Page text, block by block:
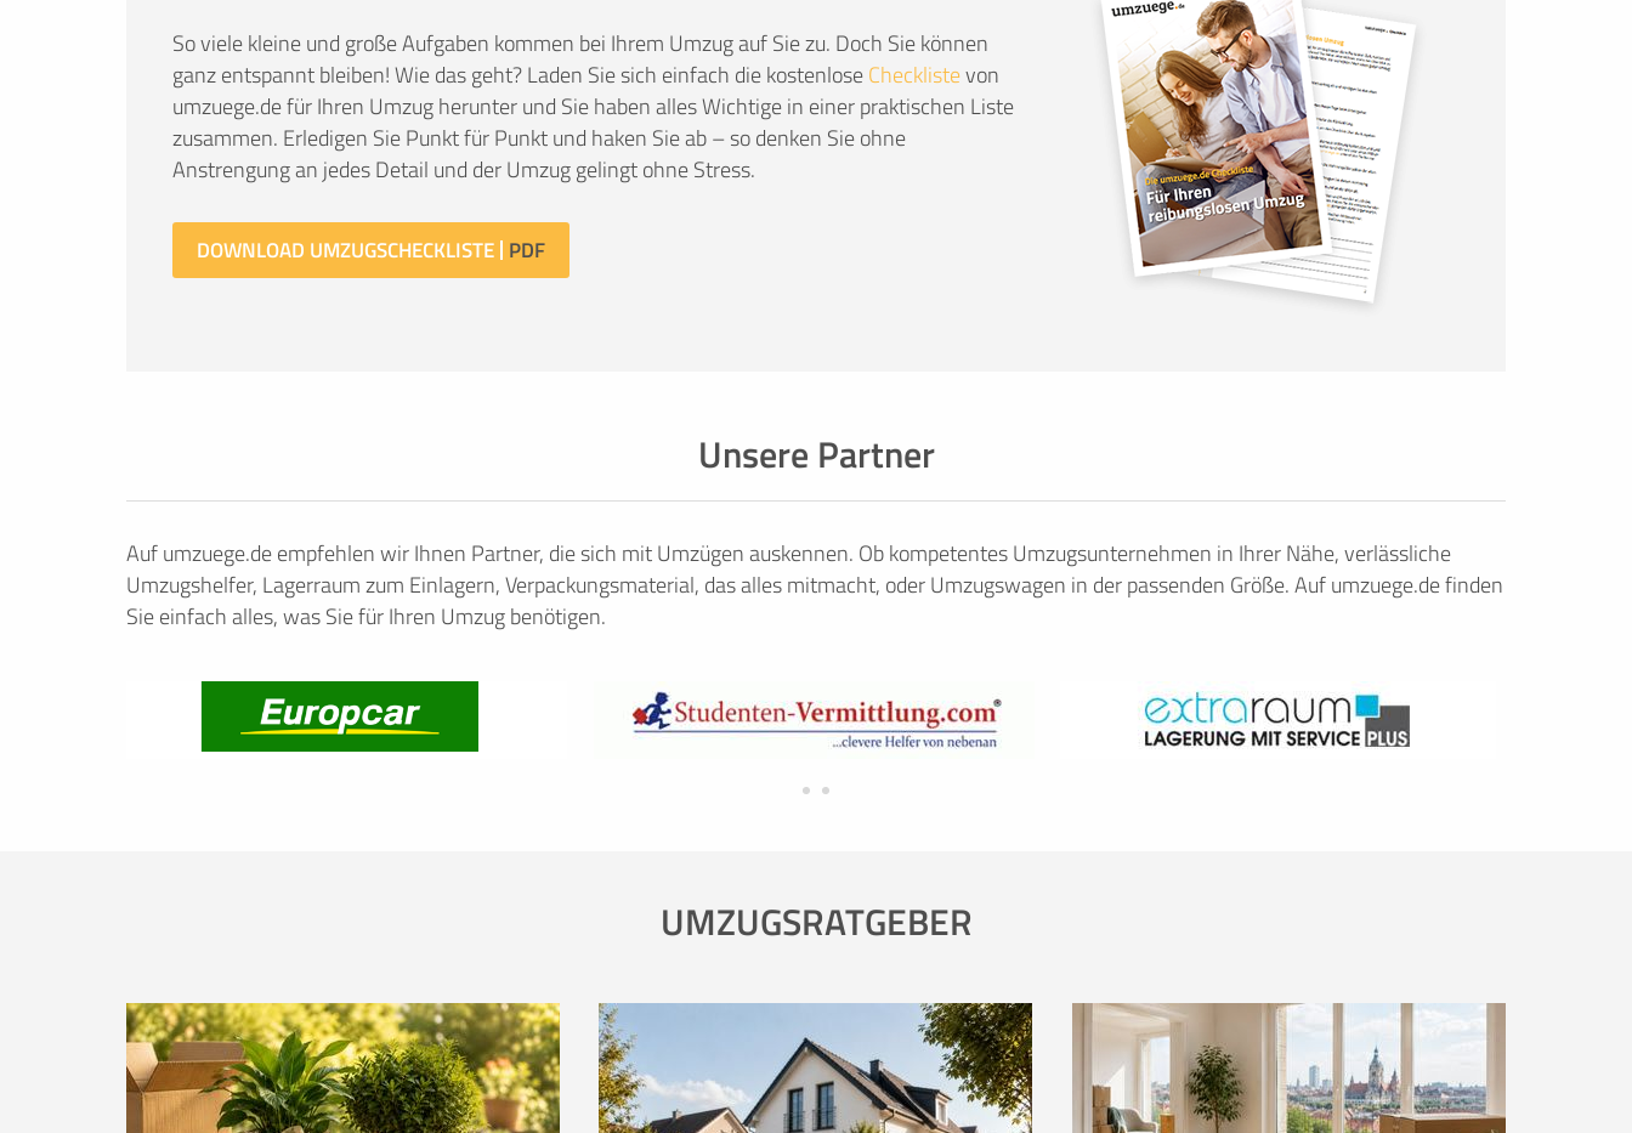
So viele kleine und große Aufgaben kommen bei Ihrem Umzug auf Sie zu. Doch Sie können
ganz entspannt bleiben! Wie das geht? Laden Sie sich einfach die kostenloseChecklistevon
umzuege.de für Ihren Umzug herunter und Sie haben alles Wichtige in einer praktischen Liste
zusammen. Erledigen Sie Punkt für Punkt und haken Sie ab – so denken Sie ohne
Anstrengung an jedes Detail und der Umzug gelingt ohne Stress.
DOWNLOAD UMZUGSCHECKLISTE
Unsere Partner
Auf umzuege.de empfehlen wir Ihnen Partner, die sich mit Umzügen auskennen. Ob kompetentes Umzugsunternehmen in Ihrer Nähe, verlässliche
Umzugshelfer, Lagerraum zum Einlagern, Verpackungsmaterial, das alles mitmacht, oder Umzugswagen in der passenden Größe. Auf umzuege.de finden
Sie einfach alles, was Sie für Ihren Umzug benötigen.
UMZUGSRATGEBER